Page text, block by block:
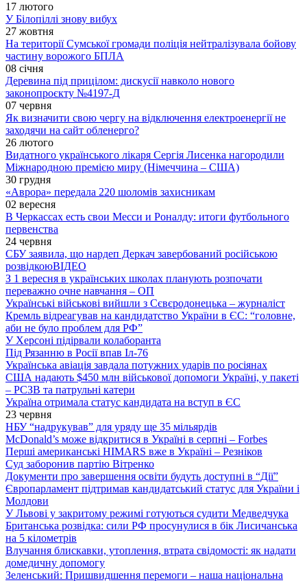
17 лютого
У Білопіллі знову вибух
27 жовтня
На території Сумської громади поліція нейтралізувала бойову
частину ворожого БПЛА
08 січня
Деревина під прицілом: дискусії навколо нового
законопроєкту №4197-Д
07 червня
Як визначити свою чергу на відключення електроенергії не
заходячи на сайт обленерго?
26 лютого
Видатного українського лікаря Сергія Лисенка нагородили
Міжнародною премією миру (Німеччина – США)
30 грудня
«Аврора» передала 220 шоломів захисникам
02 вересня
В Черкассах есть свои Месси и Роналду: итоги футбольного
первенства
24 червня
СБУ заявила, що нардеп Деркач завербований російською
розвідкоюВІДЕО
З 1 вересня в українських школах планують розпочати
переважно очне навчання – ОП
Українські військові вийшли з Сєвєродонецька – журналіст
Кремль відреагував на кандидатство України в ЄС: “головне,
аби не було проблем для РФ”
У Херсоні підірвали колаборанта
Під Рязанню в Росії впав Іл-76
Українська авіація завдала потужних ударів по росіянах
США надають $450 млн військової допомоги Україні, у пакеті
– РСЗВ та патрульні катери
Україна отримала статус кандидата на вступ в ЄС
23 червня
НБУ “надрукував” для уряду ще 35 мільярдів
McDonald’s може відкритися в Україні в серпні – Forbes
Перші американські HIMARS вже в Україні – Резніков
Суд заборонив партію Вітренко
Документи про завершення освіти будуть доступні в “Дії”
Європарламент підтримав кандидатський статус для України і
Молдови
У Львові у закритому режимі готуються судити Медведчука
Британська розвідка: сили РФ просунулися в бік Лисичанська
на 5 кілометрів
Влучання блискавки, утоплення, втрата свідомості: як надати
домедичну допомогу
Зеленський: Пришвидшення перемоги – наша національна